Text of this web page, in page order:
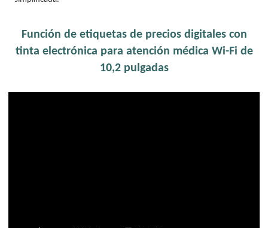
Función de etiquetas de precios digitales con
tinta electrónica para atención médica Wi-Fi de
10,2 pulgadas